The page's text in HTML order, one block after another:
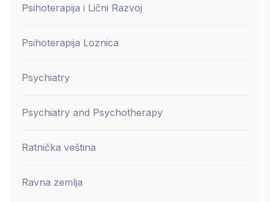
Psihoterapija i Lični Razvoj
Psihoterapija Loznica
Psychiatry
Psychiatry and Psychotherapy
Ratnička veština
Ravna zemlja